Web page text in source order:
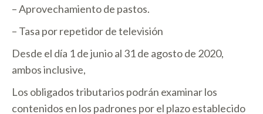
– Aprovechamiento de pastos.
– Tasa por repetidor de televisión
Desde el día 1 de junio al 31 de agosto de 2020,
ambos inclusive,
Los obligados tributarios podrán examinar los
contenidos en los padrones por el plazo establecido